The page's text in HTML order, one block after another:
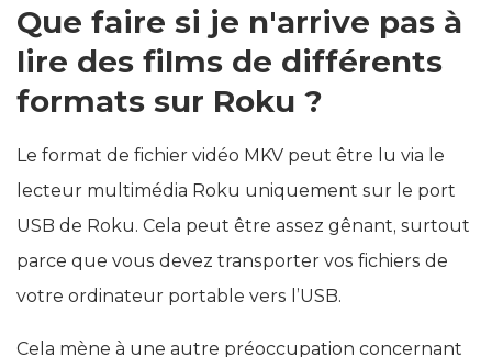
Que faire si je n'arrive pas à
lire des films de différents
formats sur Roku ?
Le format de fichier vidéo MKV peut être lu via le
lecteur multimédia Roku uniquement sur le port
USB de Roku. Cela peut être assez gênant, surtout
parce que vous devez transporter vos fichiers de
votre ordinateur portable vers l’USB.
Cela mène à une autre préoccupation concernant